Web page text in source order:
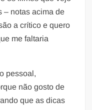
– notas acima de
a crítico e quero
me faltaria
pessoal,
não gosto de
que as dicas